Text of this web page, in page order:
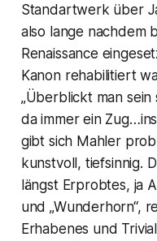
Standartwerk über
also lange nachdem
Renaissance
Kanon rehabilitiert
„Überblickt man
da immer ein
gibt sich Mahler
kunstvoll, tiefsinnig.
längst Erprobtes, ja
und „Wunderhorn“,
Erhabenes und